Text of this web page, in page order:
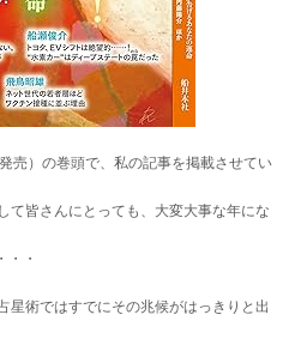
売）の巻頭で、私の記事を掲載させてい
て皆さんにとっても、大変大事な年にな
・・
星術ではすでにその兆候がはっきりと出